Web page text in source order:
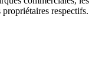
respectifs.